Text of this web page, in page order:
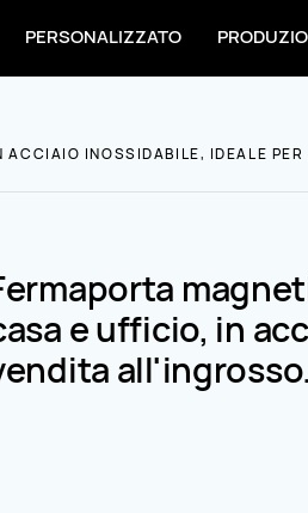
PERSONALIZZATO
INOSSIDABILE, IDEALE
e ufficio, in
all'ingrosso.